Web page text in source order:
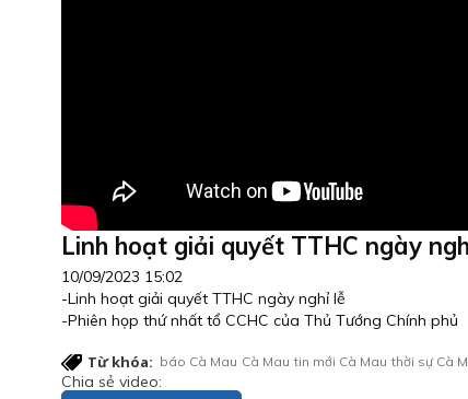
Linh hoạt giải quyết TTHC ngày
10/09/2023 15:02
-Linh hoạt giải quyết TTHC ngày nghỉ lễ
-Phiên họp thứ nhất tổ CCHC của Thủ Tướng Chính phủ
Từ khóa: báo Cà Mau Cà Mau tin mới Cà Mau thời sự Cà
Chia sẻ video: